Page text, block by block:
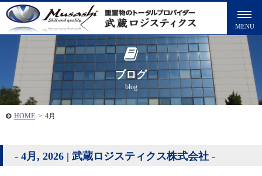
ブログ
blog
HOME > 4月
4月, 2026 | 武蔵ロジスティクス株式会社